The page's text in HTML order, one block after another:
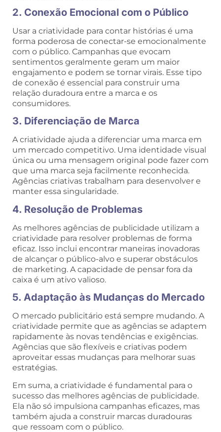
2. Conexão Emocional com o Público
Usar a criatividade para contar histórias é uma
forma poderosa de conectar-se emocionalmente
com o público. Campanhas que evocam
sentimentos geralmente geram um maior
engajamento e podem se tornar virais. Esse tipo
de conexão é essencial para construir uma
relação duradoura entre a marca e os
consumidores.
3. Diferenciação de Marca
A criatividade ajuda a diferenciar uma marca em
um mercado competitivo. Uma identidade visual
única ou uma mensagem original pode fazer com
que uma marca seja facilmente reconhecida.
Agências criativas trabalham para desenvolver e
manter essa singularidade.
4. Resolução de Problemas
As melhores agências de publicidade utilizam a
criatividade para resolver problemas de forma
eficaz. Isso inclui encontrar maneiras inovadoras
de alcançar o público-alvo e superar obstáculos
de marketing. A capacidade de pensar fora da
caixa é um ativo valioso.
5. Adaptação às Mudanças do Mercado
O mercado publicitário está sempre mudando. A
criatividade permite que as agências se adaptem
rapidamente às novas tendências e exigências.
Agências que são flexíveis e criativas podem
aproveitar essas mudanças para melhorar suas
estratégias.
Em suma, a criatividade é fundamental para o
sucesso das melhores agências de publicidade.
Ela não só impulsiona campanhas eficazes, mas
também ajuda a construir marcas duradouras
que ressoam com o público.